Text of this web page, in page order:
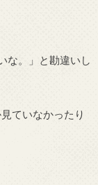
な。」と勘違いし
ていなかったり